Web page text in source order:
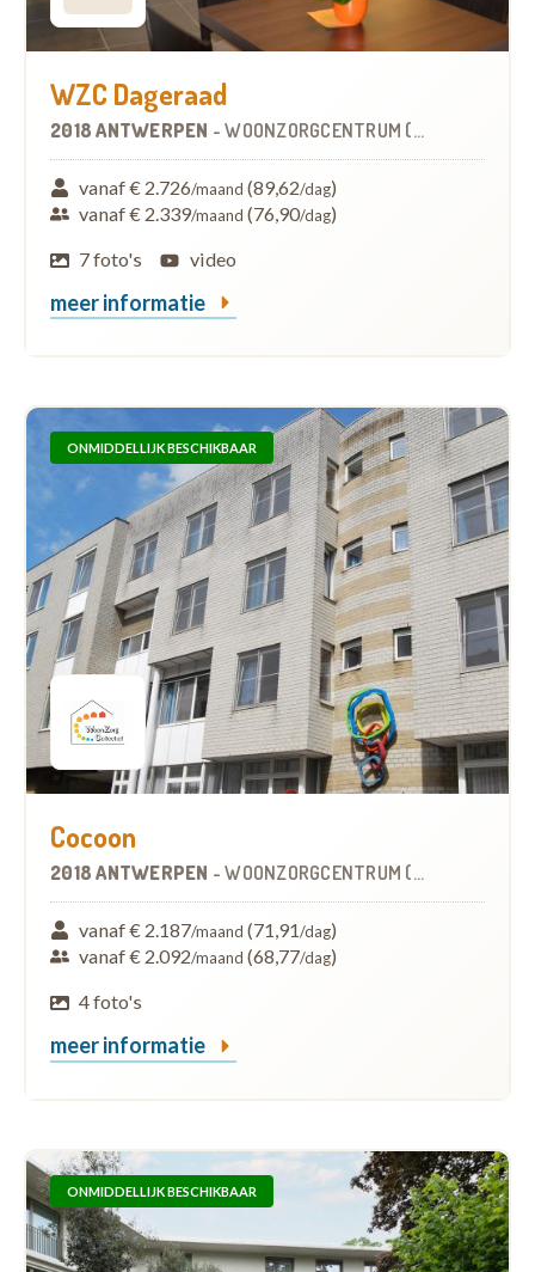
WZC Dageraad
2018 ANTWERPEN -WOONZORGCENTRUM (WZC)
vanaf € 2.726/maand (89,62/dag)
vanaf € 2.339/maand (76,90/dag)
7 foto's
video
meer informatie
ONMIDDELLIJK BESCHIKBAAR
Cocoon
2018 ANTWERPEN -WOONZORGCENTRUM (WZC)
vanaf € 2.187/maand (71,91/dag)
vanaf € 2.092/maand (68,77/dag)
4 foto's
meer informatie
ONMIDDELLIJK BESCHIKBAAR